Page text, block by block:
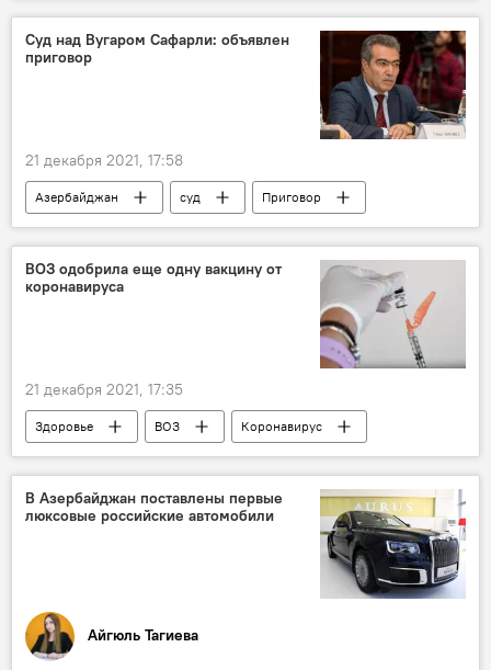
Суд над Вугаром Сафарли: объявлен
приговор
21 декабря 2021, 17:58
Азербайджан суд
Приговор
Вугар Сафарли
ВОЗ одобрила еще одну вакцину от
коронавируса
21 декабря 2021, 17:35
Здоровье ВОЗ
Коронавирус
вакцина
В Азербайджан поставлены первые
люксовые российские автомобили
Айгюль Тагиева